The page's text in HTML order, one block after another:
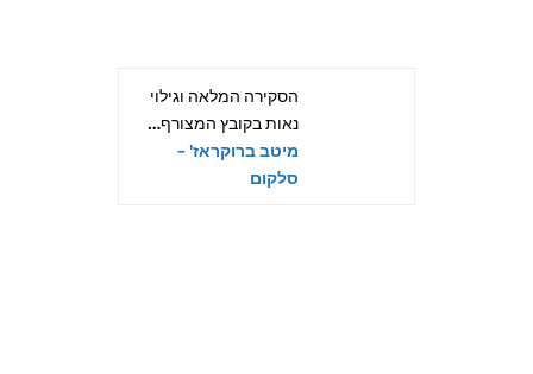
הסקירה המלאה וגילוי
נאות בקובץ המצורף…
מיטב ברוקראז' –
סלקום